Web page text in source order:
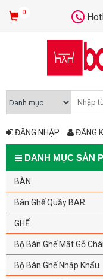
0
ĐĂNG NHẬP ĐĂNG
DANH MỤC SẢN
BÀN
Bàn Ghế Quầy BAR
GHẾ
Bộ Bàn Ghế Mặt Gỗ
Bộ Bàn Ghế Nhập Khẩu